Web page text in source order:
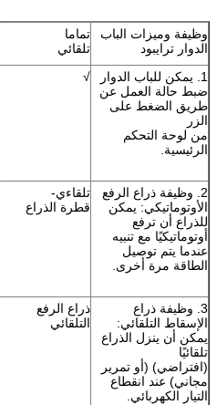
وظيفة وميزات الباب
الدوار ترايبود
تماما
تلقائي
1. يمكن للباب الدوار
ضبط حالة العمل عن
طريق الضغط على
الزر
من لوحة التحكم
الرئيسية.
√
2. وظيفة ذراع الرفع
الأوتوماتيكي: يمكن
للذراع أن ترفع
أوتوماتيكيًا مع تنبيه
عندما يتم توصيل
الطاقة مرة أخرى.
تلقاءي-
قطرة الذراع
3. وظيفة ذراع
الإسقاط التلقائي:
يمكن أن ينزل الذراع
تلقائيًا
(افتراضي) (أو تمرير
مجاني) عند انقطاع
التيار الكهربائي.
ذراع الرفع
التلقائي